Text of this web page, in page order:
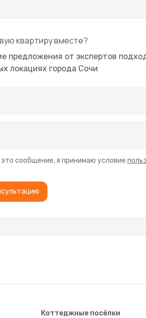
квартиру вместе?
предложения от экспертов
локациях города Сочи
сообщение, я принимаю условие
Коттеджные посёлки